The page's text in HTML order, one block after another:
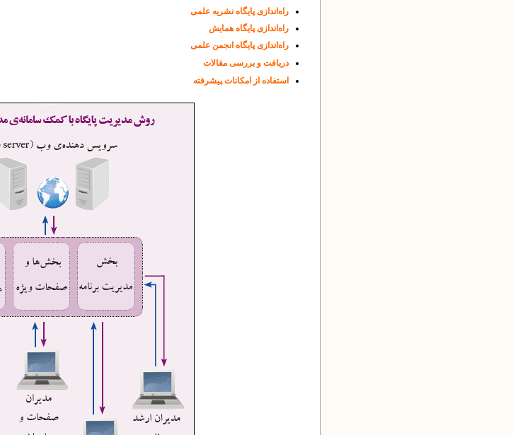
راه‌اندازی پایگاه نشریه علمی
راه‌اندازی پایگاه همایش
راه‌اندازی پایگاه انجمن علمی
دریافت و بررسی مقالات
استفاده از امکانات پیشرفته